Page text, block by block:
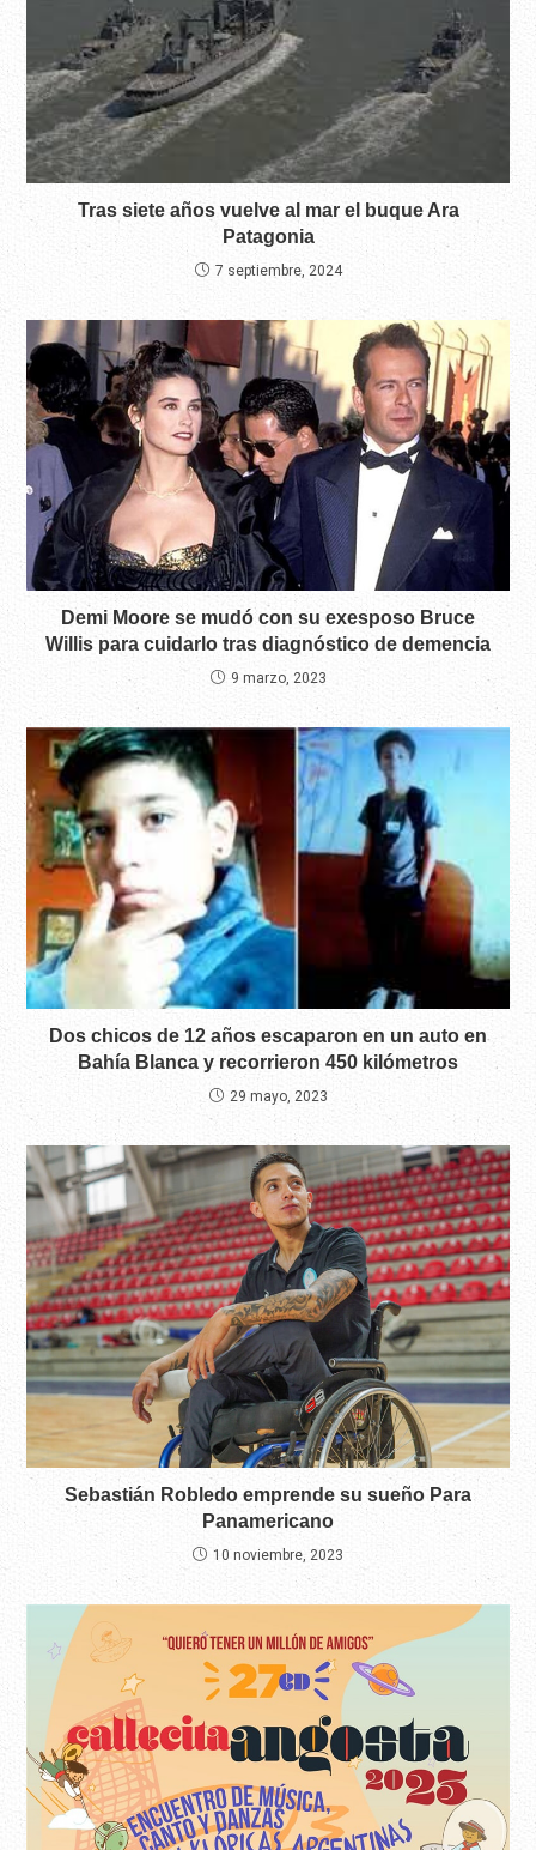
Tras siete años vuelve al mar el buque Ara
Patagonia
7 septiembre, 2024
Demi Moore se mudó con su exesposo Bruce
Willis para cuidarlo tras diagnóstico de demencia
9 marzo, 2023
Dos chicos de 12 años escaparon en un auto en
Bahía Blanca y recorrieron 450 kilómetros
29 mayo, 2023
Sebastián Robledo emprende su sueño Para
Panamericano
10 noviembre, 2023